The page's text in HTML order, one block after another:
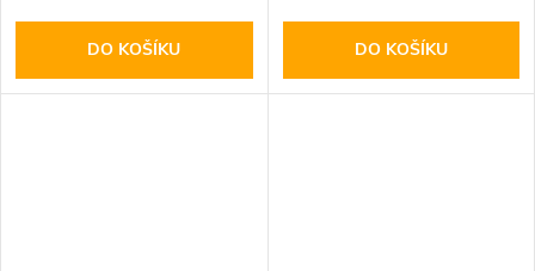
DO KOŠÍKU DO KOŠÍKU